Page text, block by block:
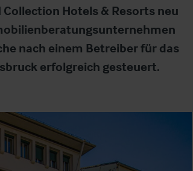
Hotels & Resorts neu
nach einem Betreiber für das
erfolgreich gesteuert.